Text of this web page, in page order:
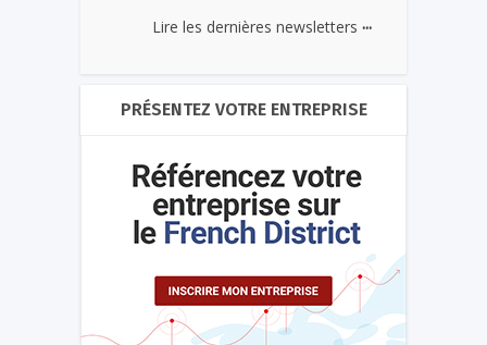
Lire les dernières newsletters ...
PRÉSENTEZ VOTRE ENTREPRISE